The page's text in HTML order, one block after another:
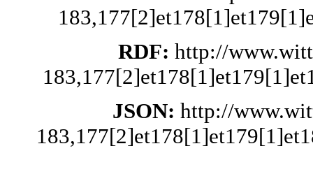
RDF: http://
JSON: http://